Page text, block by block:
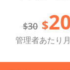
$30 $
管理者あたり